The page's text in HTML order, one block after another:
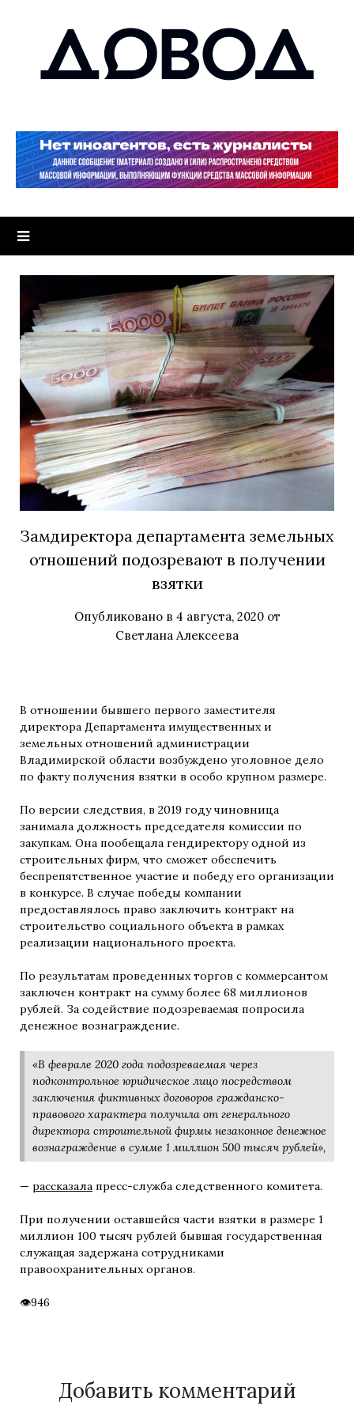
Замдиректора департамента земельных
отношений подозревают в получении
взятки
Опубликовано в 4 августа, 2020от
Светлана Алексеева
В отношении бывшего первого заместителя
директора Департамента имущественных и
земельных отношений администрации
Владимирской области возбуждено уголовное дело
по факту получения взятки в особо крупном размере.
По версии следствия, в 2019 году чиновница
занимала должность председателя комиссии по
закупкам. Она пообещала гендиректору одной из
строительных фирм, что сможет обеспечить
беспрепятственное участие и победу его организации
в конкурсе. В случае победы компании
предоставлялось право заключить контракт на
строительство социального объекта в рамках
реализации национального проекта.
По результатам проведенных торгов с коммерсантом
заключен контракт на сумму более 68 миллионов
рублей. За содействие подозреваемая попросила
денежное вознаграждение.
«В феврале 2020 года подозреваемая через
подконтрольное юридическое лицо посредством
заключения фиктивных договоров гражданско-
правового характера получила от генерального
директора строительной фирмы незаконное денежное
вознаграждение в сумме 1 миллион 500 тысяч рублей»,
— рассказала пресс-служба следственного комитета.
При получении оставшейся части взятки в размере 1
миллион 100 тысяч рублей бывшая государственная
служащая задержана сотрудниками
правоохранительных органов.
946
Добавить комментарий